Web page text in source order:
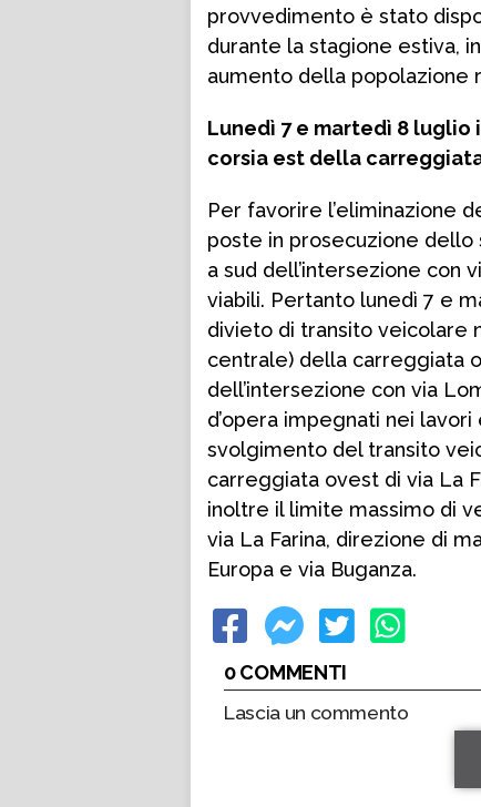
provvedimento è stato
durante la stagione estiva,
aumento della popolazione
Lunedì 7 e martedì 8
corsia est della
Per favorire l’eliminazione
poste in prosecuzione dello
a sud dell’intersezione con
viabili. Pertanto lunedì 7 e
divieto di transito veicolare
centrale) della carreggiata
dell’intersezione con via
d’opera impegnati nei
svolgimento del transito
carreggiata ovest di via La
inoltre il limite massimo di
via La Farina, direzione di
Europa e via Buganza.
0 COMMENTI
Lascia un commento